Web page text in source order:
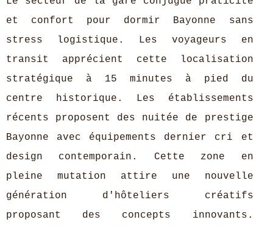
et confort pour dormir Bayonne sans
stress logistique. Les voyageurs en
transit apprécient cette localisation
stratégique à 15 minutes à pied du
centre historique. Les établissements
récents proposent des nuitée de prestige
Bayonne avec équipements dernier cri et
design contemporain. Cette zone en
pleine mutation attire une nouvelle
génération d'hôteliers créatifs
proposant des concepts innovants.